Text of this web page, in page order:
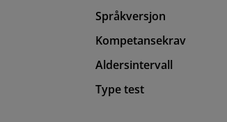
Språkversjon
Kompetansekrav
Aldersintervall
Type test